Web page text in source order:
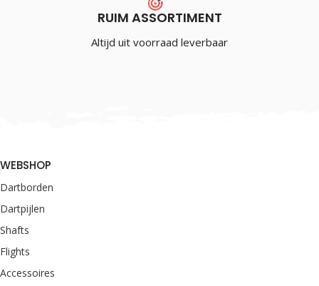
RUIM ASSORTIMENT
Altijd uit voorraad leverbaar
WEBSHOP
Dartborden
Dartpijlen
Shafts
Flights
Accessoires